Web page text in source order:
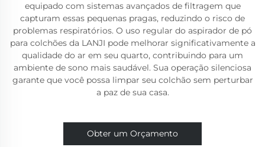
equipado com sistemas avançados de filtragem que
capturam essas pequenas pragas, reduzindo o risco de
problemas respiratórios. O uso regular do aspirador de pó
para colchões da LANJI pode melhorar significativamente a
qualidade do ar em seu quarto, contribuindo para um
ambiente de sono mais saudável. Sua operação silenciosa
garante que você possa limpar seu colchão sem perturbar
a paz de sua casa.
Obter um Orçamento